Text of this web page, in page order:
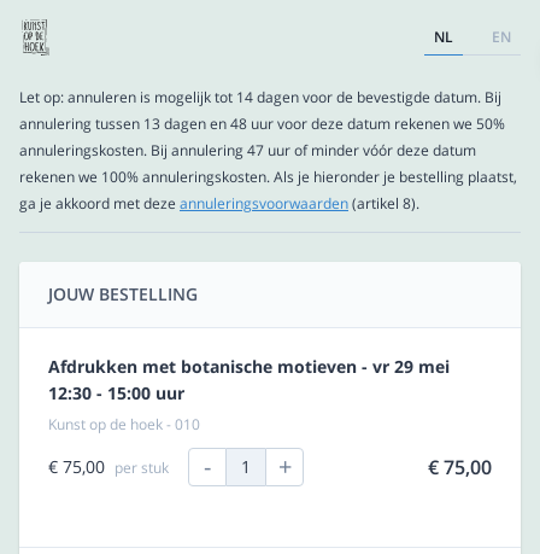
NL EN
Let op: annuleren is mogelijk tot 14 dagen voor de bevestigde datum. Bij
annulering tussen 13 dagen en 48 uur voor deze datum rekenen we 50%
annuleringskosten. Bij annulering 47 uur of minder vóór deze datum
rekenen we 100% annuleringskosten. Als je hieronder je bestelling plaatst,
ga je akkoord met deze annuleringsvoorwaarden(artikel 8).
JOUW BESTELLING
Afdrukken met botanische motieven - vr 29 mei
12:30 - 15:00 uur
Kunst op de hoek - 010
€ 75,00 per stuk - 1 + € 75,00